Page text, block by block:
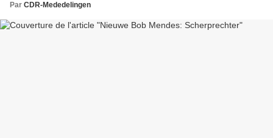
Par CDR-Mededelingen